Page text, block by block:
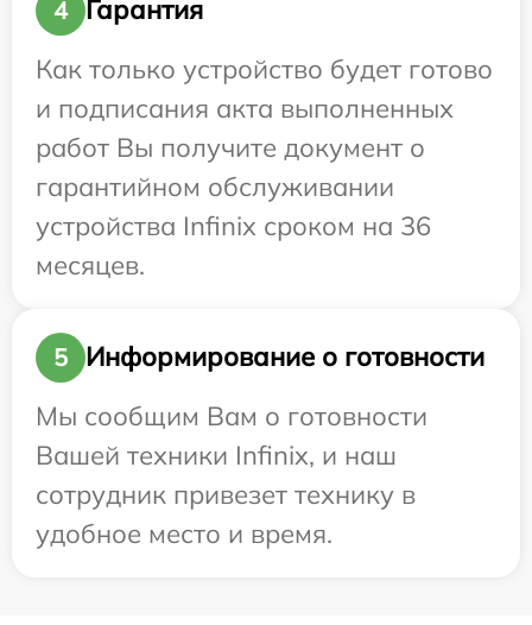
4
Гарантия
Как только устройство будет готово
и подписания акта выполненных
работ Вы получите документ о
гарантийном обслуживании
устройства Infinix сроком на 36
месяцев.
5
Информирование о готовности
Мы сообщим Вам о готовности
Вашей техники Infinix, и наш
сотрудник привезет технику в
удобное место и время.